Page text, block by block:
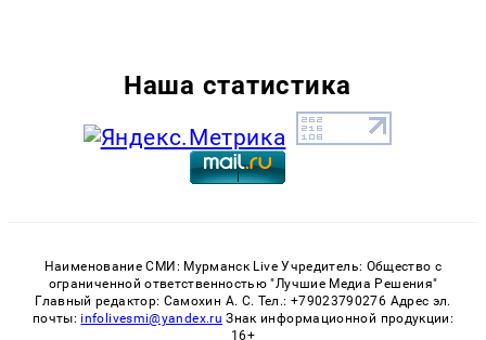
Наша статистика
Наименование СМИ: Мурманск Live Учредитель: Общество с
ограниченной ответственностью "Лучшие Медиа Решения"
Главный редактор: Самохин А. С. Тел.: +79023790276 Адрес эл.
почты: infolivesmi@yandex.ru Знак информационной продукции:
16+